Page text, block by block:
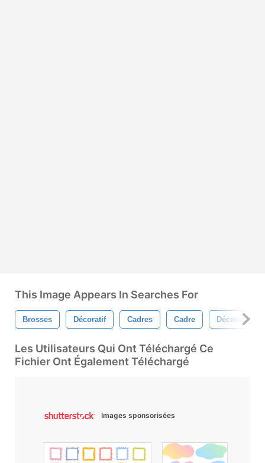
This Image Appears In Searches For
Brosses Décoratif Cadres Cadre Décoration
Les Utilisateurs Qui Ont Téléchargé Ce
Fichier Ont Également Téléchargé
Images sponsorisées